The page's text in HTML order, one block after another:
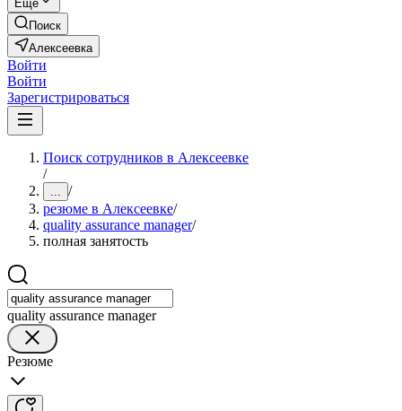
Ещё
Поиск
Алексеевка
Войти
Войти
Зарегистрироваться
Поиск сотрудников в Алексеевке
/
... /
резюме в Алексеевке/
quality assurance manager/
полная занятость
quality assurance manager
Резюме